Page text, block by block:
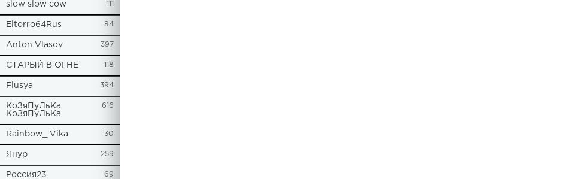
slow slow cow 111
Eltorro64Rus 84
Anton Vlasov 397
СТАРЫЙ В ОГНЕ 118
Flusya 394
КоЗяПуЛьКа
КоЗяПуЛьКа
616
Rainbow_ Vika 30
Янур 259
Россия23 69